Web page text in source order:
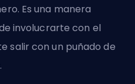
Es una manera
involucrarte con el
salir con un puñado de